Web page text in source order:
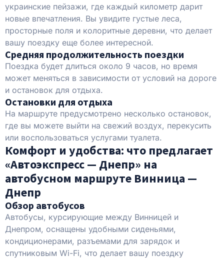
украинские пейзажи, где каждый километр дарит
новые впечатления. Вы увидите густые леса,
просторные поля и колоритные деревни, что делает
вашу поездку еще более интересной.
Средняя продолжительность поездки
Поездка будет длиться около 9 часов, но время
может меняться в зависимости от условий на дороге
и остановок для отдыха.
Остановки для отдыха
На маршруте предусмотрено несколько остановок,
где вы можете выйти на свежий воздух, перекусить
или воспользоваться услугами туалета.
Комфорт и удобства: что предлагает
«Автоэкспресс — Днепр» на
автобусном маршруте Винница —
Днепр
Обзор автобусов
Автобусы, курсирующие между Винницей и
Днепром, оснащены удобными сиденьями,
кондиционерами, разъемами для зарядок и
спутниковым Wi-Fi, что делает вашу поездку